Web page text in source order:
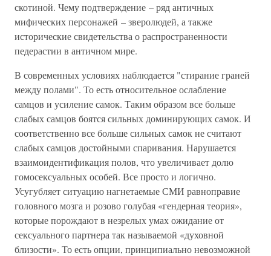
скотиной. Чему подтверждение – ряд античных
мифических персонажей – зверолюдей, а также
исторические свидетельства о распространенности
педерастии в античном мире.
В современных условиях наблюдается "стирание граней
между полами". То есть относительное ослабление
самцов и усиление самок. Таким образом все больше
слабых самцов боятся сильных доминирующих самок. И
соответственно все больше сильных самок не считают
слабых самцов достойными спаривания. Нарушается
взаимоидентификация полов, что увеличивает долю
гомосексуальных особей. Все просто и логично.
Усугубляет ситуацию нагнетаемые СМИ равноправие
головного мозга и розово голубая «гендерная теория»,
которые порождают в незрелых умах ожидание от
сексуального партнера так называемой «духовной
близости». То есть опции, принципиально невозможной